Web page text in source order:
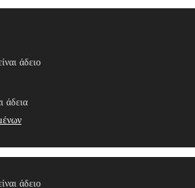
άδειο
άδεια
άδειο